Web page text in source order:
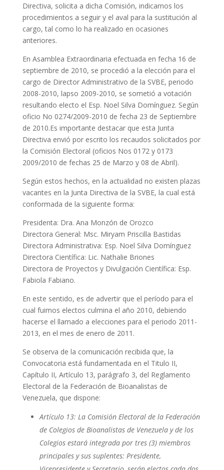
Directiva, solicita a dicha Comisión, indicarnos los
procedimientos a seguir y el aval para la sustitución al
cargo, tal como lo ha realizado en ocasiones
anteriores.
En Asamblea Extraordinaria efectuada en fecha 16 de
septiembre de 2010, se procedió a la elección para el
cargo de Director Administrativo de la SVBE, periodo
2008-2010, lapso 2009-2010, se sometió a votación
resultando electo el Esp. Noel Silva Domínguez. Según
oficio No 0274/2009-2010 de fecha 23 de Septiembre
de 2010.Es importante destacar que esta Junta
Directiva envió por escrito los recaudos solicitados por
la Comisión Electoral (oficios Nos 0172 y 0173
2009/2010 de fechas 25 de Marzo y 08 de Abril).
Según estos hechos, en la actualidad no existen plazas
vacantes en la Junta Directiva de la SVBE, la cual está
conformada de la siguiente forma:
Presidenta: Dra. Ana Monzón de Orozco
Directora General: Msc. Miryam Priscilla Bastidas
Directora Administrativa: Esp. Noel Silva Domínguez
Directora Científica: Lic. Nathalie Briones
Directora de Proyectos y Divulgación Científica: Esp.
Fabiola Fabiano.
En este sentido, es de advertir que el período para el
cual fuimos electos culmina el año 2010, debiendo
hacerse el llamado a elecciones para el periodo 2011-
2013, en el mes de enero de 2011.
Se observa de la comunicación recibida que, la
Convocatoria está fundamentada en el Titulo II,
Capítulo II, Artículo 13, parágrafo 3, del Reglamento
Electoral de la Federación de Bioanalistas de
Venezuela, que dispone:
Artículo 13: La Comisión Electoral de la Federación
de Colegios de Bioanalistas de Venezuela y de los
Colegios estará integrada por tres (3) miembros
principales y sus suplentes: Presidente,